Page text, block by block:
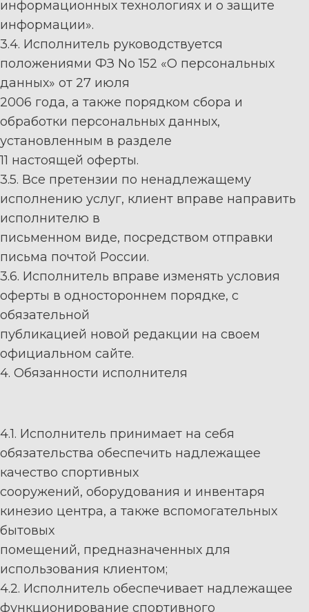
информационных технологиях и о защите
информации».
3.4. Исполнитель руководствуется
положениями ФЗ No 152 «О персональных
данных» от 27 июля
2006 года, а также порядком сбора и
обработки персональных данных,
установленным в разделе
11 настоящей оферты.
3.5. Все претензии по ненадлежащему
исполнению услуг, клиент вправе направить
исполнителю в
письменном виде, посредством отправки
письма почтой России.
3.6. Исполнитель вправе изменять условия
оферты в одностороннем порядке, с
обязательной
публикацией новой редакции на своем
официальном сайте.
4. Обязанности исполнителя
4.1. Исполнитель принимает на себя
обязательства обеспечить надлежащее
качество спортивных
сооружений, оборудования и инвентаря
кинезио центра, а также вспомогательных
бытовых
помещений, предназначенных для
использования клиентом;
4.2. Исполнитель обеспечивает надлежащее
функционирование спортивного